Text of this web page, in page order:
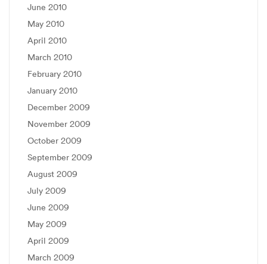
June 2010
May 2010
April 2010
March 2010
February 2010
January 2010
December 2009
November 2009
October 2009
September 2009
August 2009
July 2009
June 2009
May 2009
April 2009
March 2009